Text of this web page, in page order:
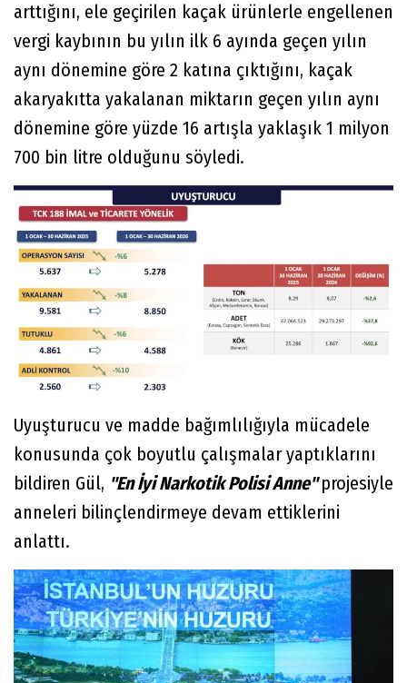
arttığını, ele geçirilen kaçak ürünlerle engellenen
vergi kaybının bu yılın ilk 6 ayında geçen yılın
aynı dönemine göre 2 katına çıktığını, kaçak
akaryakıtta yakalanan miktarın geçen yılın aynı
dönemine göre yüzde 16 artışla yaklaşık 1 milyon
700 bin litre olduğunu söyledi.
Uyuşturucu ve madde bağımlılığıyla mücadele
konusunda çok boyutlu çalışmalar yaptıklarını
bildiren Gül, "En İyi Narkotik Polisi Anne"projesiyle
anneleri bilinçlendirmeye devam ettiklerini
anlattı.